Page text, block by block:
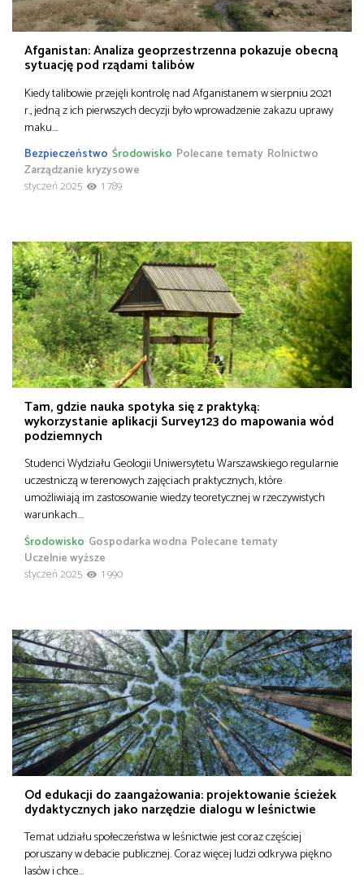
Afganistan: Analiza geoprzestrzenna pokazuje obecną
sytuację pod rządami talibów
Kiedy talibowie przejęli kontrolę nad Afganistanem w sierpniu 2021
r., jedną z ich pierwszych decyzji było wprowadzenie zakazu uprawy
maku….
Bezpieczeństwo Polecane tematy Rolnictwo
Środowisko
Zarządzanie kryzysowe
styczeń 2025
1 789
Tam, gdzie nauka spotyka się z praktyką:
wykorzystanie aplikacji Survey123 do mapowania wód
podziemnych
Studenci Wydziału Geologii Uniwersytetu Warszawskiego regularnie
uczestniczą w terenowych zajęciach praktycznych, które
umożliwiają im zastosowanie wiedzy teoretycznej w rzeczywistych
warunkach….
Gospodarka wodna Polecane tematy
Środowisko
Uczelnie wyższe
styczeń 2025
1 990
Od edukacji do zaangażowania: projektowanie ścieżek
dydaktycznych jako narzędzie dialogu w leśnictwie
Temat udziału społeczeństwa w leśnictwie jest coraz częściej
poruszany w debacie publicznej. Coraz więcej ludzi odkrywa piękno
lasów i chce…